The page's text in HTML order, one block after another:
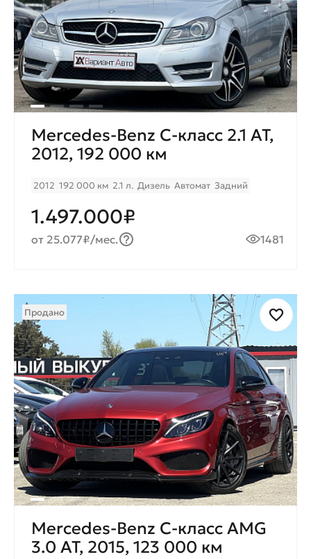
Mercedes-Benz C-класс 2.1 AT,
2012, 192 000 км
2012 192 000 км 2.1 л. Дизель Автомат Задний
1.497.000₽
от 25.077₽/мес. 1481
Продано
Mercedes-Benz C-класс AMG
3.0 AT, 2015, 123 000 км